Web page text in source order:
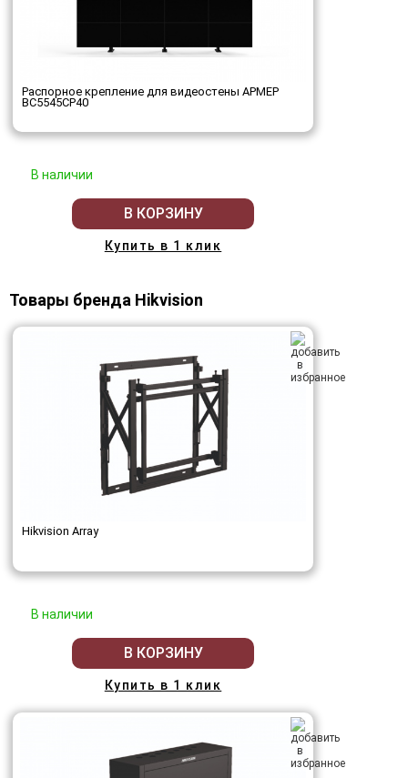
Распорное крепление для видеостены АРМЕР
ВС5545СР40
В наличии
В КОРЗИНУ
Купить в 1 клик
Товары бренда Hikvision
Hikvision Array
В наличии
В КОРЗИНУ
Купить в 1 клик